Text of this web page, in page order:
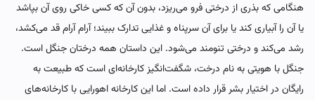
هنگامی که بذری از درختی فرو می‌ریزد، بدون آن‌ که کسی خاکی روی آن بپاشد
یا آن را آبیاری کند یا برای آن سرپناه و غذایی تدارک ببیند؛ آرام آرام قد می‌کشد،
رشد می‌کند و درختی تنومند می‌شود. این داستان همه درختان جنگل است.
جنگل با هویتی به نام درخت، شگفت‌انگیز کارخانه‌ای است که طبیعت به
رایگان در اختیار بشر قرار داده است. اما این کارخانه اهورایی با کارخانه‌های